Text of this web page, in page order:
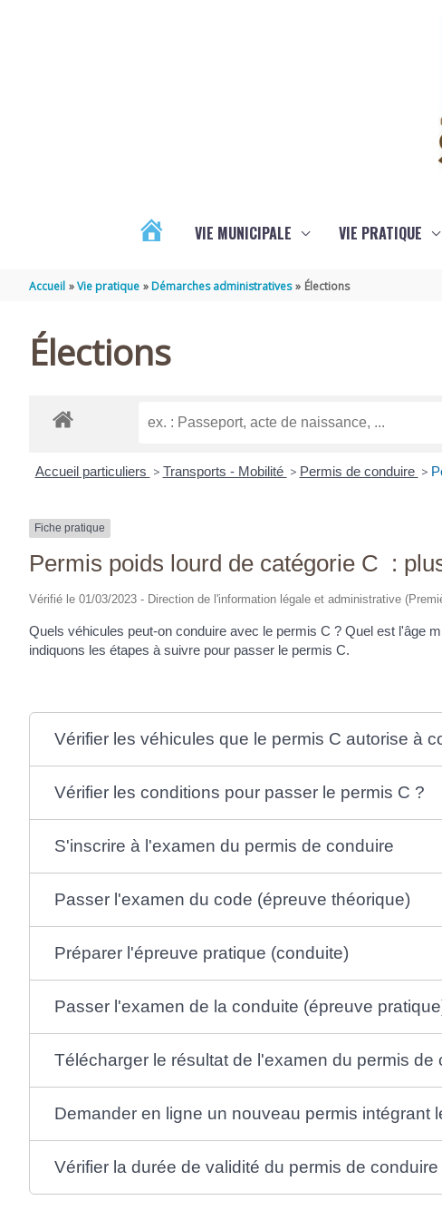
VIE MUNICIPALE VIE PRATIQUE
Accueil Vie pratique Démarches administratives Élections
Élections
Accueil particuliers > Transports - Mobilité > Permis de conduire >
Fiche pratique
Permis poids lourd de catégorie C :
Vérifié le 01/03/2023 - Direction de l'information légale et administrative
Quels véhicules peut-on conduire avec le permis C ? Quel est l'âge
indiquons les étapes à suivre pour passer le permis C.
Vérifier les véhicules que le permis C autorise à
Vérifier les conditions pour passer le permis C ?
S'inscrire à l'examen du permis de conduire
Passer l'examen du code (épreuve théorique)
Préparer l'épreuve pratique (conduite)
Passer l'examen de la conduite (épreuve
Télécharger le résultat de l'examen du permis de
Demander en ligne un nouveau permis intégrant
Vérifier la durée de validité du permis de conduire